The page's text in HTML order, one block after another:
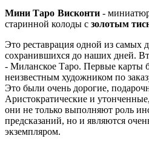
Мини Таро Висконти-
старинной колоды с золотым
Это реставрация одной из самых
сохранившихся до наших дней.
- Миланское Таро. Первые карты
неизвестным художником по
Это были очень дорогие,
Аристократические и
они не только выполняют роль
предсказаний, но и являются
экземпляром.